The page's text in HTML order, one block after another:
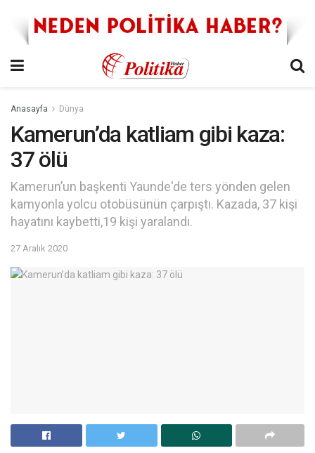
Anasayfa Dünya
Kamerun’da katliam gibi kaza:
37 ölü
Kamerun’un başkenti Yaunde'de ters yönden gelen
kamyonla yolcu otobüsünün çarpıştı. Kazada, 37 kişi
hayatını kaybetti,19 kişi yaralandı.
27 Aralık 2020